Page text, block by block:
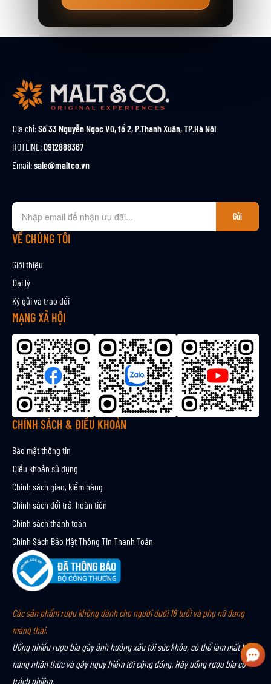
Địa chỉ:Số 33 Nguyễn Ngọc Vũ, tổ 2, P.Thanh Xuân, TP.Hà Nội
HOTLINE:0912888367
Email:sale@maltco.vn
Đ
n
k
n
h
ậ
Gửi
VỀ CHÚNG TÔI
Giới thiệu
Đại lý
Ký gửi và trao đổi
MẠNG XÃ HỘI
CHÍNH SÁCH & ĐIỀU KHOẢN
Bảo mật thông tin
Điều khoản sử dụng
Chính sách giao, kiểm hàng
Chính sách đổi trả, hoàn tiền
Chính sách thanh toán
Chính Sách Bảo Mật Thông Tin Thanh Toán
Các sản phẩm rượu không dành cho người dưới 18 tuổi và phụ nữ đang
mang thai.
Uống nhiều rượu bia gây ảnh hưởng xấu tới sức khỏe, có thể làm mất khả
năng nhận thức và gây nguy hiểm tới cộng đồng. Hãy uống rượu bia có
trách nhiệm.